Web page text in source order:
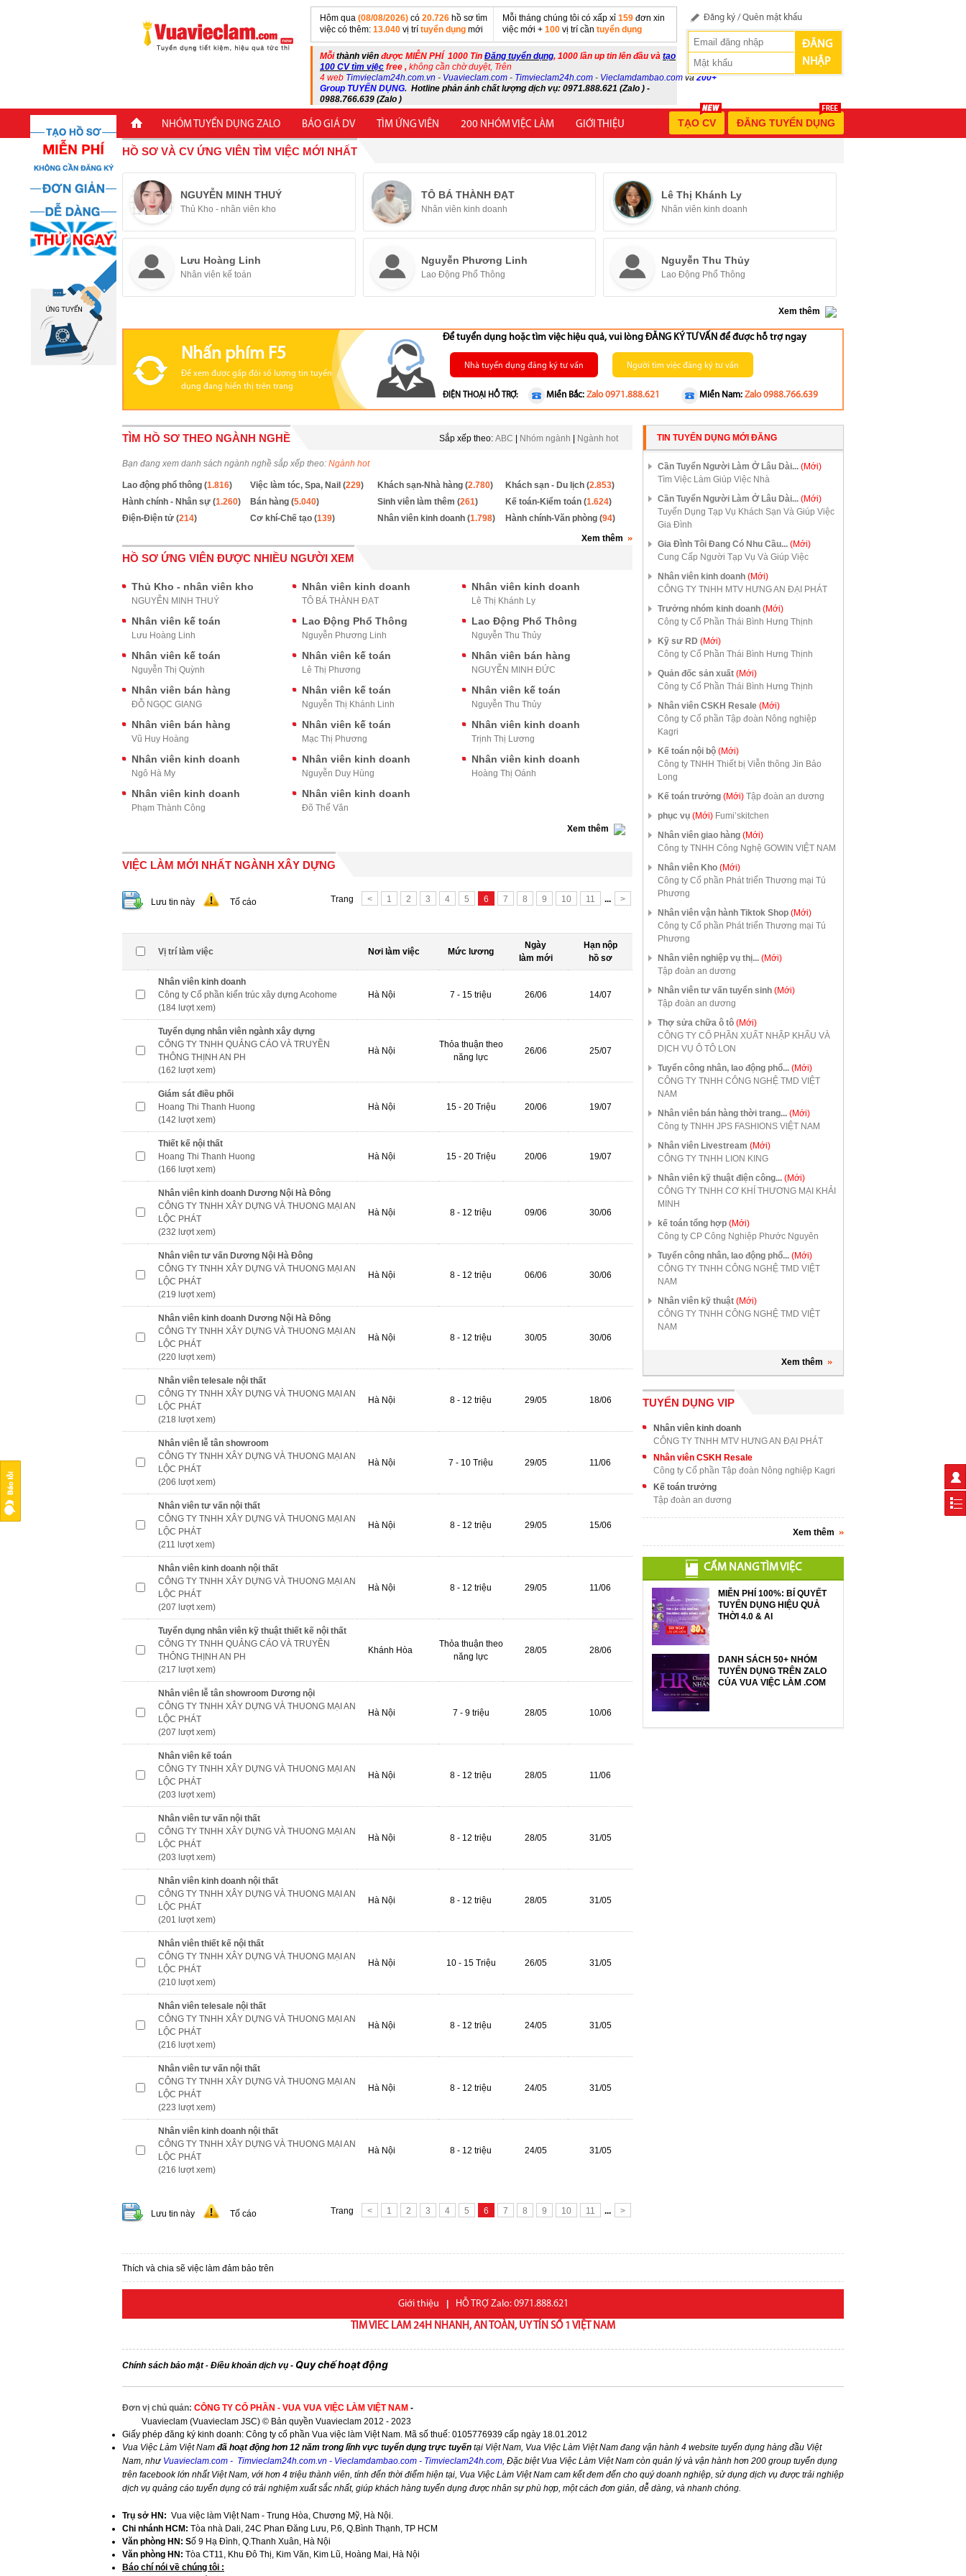
Hôm qua (08/08/2026) có 20.726 hồ sơ tìm
việc có thêm: 13.040 vị trí tuyển dụng mới
Mỗi tháng chúng tôi có xấp xỉ 159 đơn xin
việc mới + 100 vị trí cần tuyển dụng
Mỗithành viên được MIỄN PHÍ 1000 Tin Đăng tuyển dụng, 1000 lần up tin lên đầu và tạo
100 CV tìm việc free , không cần chờ duyệt, Trên
4 web Timvieclam24h.com.vn - Vuavieclam.com - Timvieclam24h.com - Vieclamdambao.com và 200+
Group TUYỂN DỤNG. Hotline phản ánh chất lượng dịch vụ: 0971.888.621 (Zalo ) -
0988.766.639 (Zalo )
Đăng ký /Quên mật khẩu
ĐĂNG
NHẬP
NHÓM TUYỂN DỤNG ZALO BÁO GIÁ DV TÌM ỨNG VIÊN 200 NHÓM VIỆC LÀM GIỚI THIỆU ĐĂNG TUYỂN DỤNG
TẠO CV
HỒ SƠ VÀ CV ỨNG VIÊN TÌM VIỆC MỚI NHẤT
NGUYỄN MINH THUÝ
Thủ Kho - nhân viên kho
TÔ BÁ THÀNH ĐẠT
Nhân viên kinh doanh
Lê Thị Khánh Ly
Nhân viên kinh doanh
Lưu Hoàng Linh
Nhân viên kế toán
Nguyễn Phương Linh
Lao Động Phổ Thông
Nguyễn Thu Thủy
Lao Động Phổ Thông
Xem thêm
Nhấn phím F5
Để xem được gấp đôi số lượng tin tuyển
dụng đang hiển thị trên trang
Để tuyển dụng hoặc tìm việc hiệu quả, vui lòng ĐĂNG KÝ TƯ VẤN để được hỗ trợ ngay
Nhà tuyển dụng đăng ký tư vấn Người tìm việc đăng ký tư vấn
ĐIỆN THOẠI HỖ TRỢ: Miền Nam: Zalo 0988.766.639
Miền Bắc: Zalo 0971.888.621
TÌM HỒ SƠ THEO NGÀNH NGHỀ Sắp xếp theo: ABC Nhóm ngành Ngành hot
Bạn đang xem danh sách ngành nghề sắp xếp theo: Ngành hot
Lao động phổ thông (1.816) Việc làm tóc, Spa, Nail (229) Khách sạn-Nhà hàng (2.780) Khách sạn - Du lịch (2.853)
Hành chính - Nhân sự (1.260) Bán hàng (5.040) Sinh viên làm thêm (261) Kế toán-Kiểm toán (1.624)
Điện-Điện tử (214) Cơ khí-Chế tạo (139) Nhân viên kinh doanh (1.798) Hành chính-Văn phòng (94)
Xem thêm
HỒ SƠ ỨNG VIÊN ĐƯỢC NHIỀU NGƯỜI XEM
Thủ Kho - nhân viên kho
NGUYỄN MINH THUÝ
Nhân viên kinh doanh
TÔ BÁ THÀNH ĐẠT
Nhân viên kinh doanh
Lê Thị Khánh Ly
Nhân viên kế toán
Lưu Hoàng Linh
Lao Động Phổ Thông
Nguyễn Phương Linh
Lao Động Phổ Thông
Nguyễn Thu Thủy
Nhân viên kế toán
Nguyễn Thị Quỳnh
Nhân viên kế toán
Lê Thị Phương
Nhân viên bán hàng
NGUYỄN MINH ĐỨC
Nhân viên bán hàng
ĐỖ NGỌC GIANG
Nhân viên kế toán
Nguyễn Thị Khánh Linh
Nhân viên kế toán
Nguyễn Thu Thủy
Nhân viên bán hàng
Vũ Huy Hoàng
Nhân viên kế toán
Mạc Thị Phương
Nhân viên kinh doanh
Trịnh Thị Lương
Nhân viên kinh doanh
Ngô Hà My
Nhân viên kinh doanh
Nguyễn Duy Hùng
Nhân viên kinh doanh
Hoàng Thị Oánh
Nhân viên kinh doanh
Phạm Thành Công
Nhân viên kinh doanh
Đõ Thế Văn
Xem thêm
VIỆC LÀM MỚI NHẤT NGÀNH XÂY DỰNG
Lưu tin này Tố cáo Trang < 1 2 3 4 5 6 7 8 9 10 11 ... >
Vị trí làm việc Nơi làm việc Mức lương
Ngày
làm mới
Hạn nộp
hồ sơ
Nhân viên kinh doanh
Công ty Cổ phần kiến trúc xây dựng Acohome
(184 lượt xem)
Hà Nội 7 - 15 triệu 26/06 14/07
Tuyển dụng nhân viên ngành xây dựng
CÔNG TY TNHH QUẢNG CÁO VÀ TRUYỀN
THÔNG THỊNH AN PH
(162 lượt xem)
Hà Nội
Thỏa thuận theo
năng lực
26/06 25/07
Giám sát điều phối
Hoang Thi Thanh Huong
(142 lượt xem)
Hà Nội 15 - 20 Triệu 20/06 19/07
Thiết kế nội thất
Hoang Thi Thanh Huong
(166 lượt xem)
Hà Nội 15 - 20 Triệu 20/06 19/07
Nhân viên kinh doanh Dương Nội Hà Đông
CÔNG TY TNHH XÂY DỰNG VÀ THUONG MẠI AN
LỘC PHÁT
(232 lượt xem)
Hà Nội 8 - 12 triệu 09/06 30/06
Nhân viên tư vấn Dương Nội Hà Đông
CÔNG TY TNHH XÂY DỰNG VÀ THUONG MẠI AN
LỘC PHÁT
(219 lượt xem)
Hà Nội 8 - 12 triệu 06/06 30/06
Nhân viên kinh doanh Dương Nội Hà Đông
CÔNG TY TNHH XÂY DỰNG VÀ THUONG MẠI AN
LỘC PHÁT
(220 lượt xem)
Hà Nội 8 - 12 triệu 30/05 30/06
Nhân viên telesale nội thất
CÔNG TY TNHH XÂY DỰNG VÀ THUONG MẠI AN
LỘC PHÁT
(218 lượt xem)
Hà Nội 8 - 12 triệu 29/05 18/06
Nhân viên lễ tân showroom
CÔNG TY TNHH XÂY DỰNG VÀ THUONG MẠI AN
LỘC PHÁT
(206 lượt xem)
Hà Nội 7 - 10 Triệu 29/05 11/06
Nhân viên tư vấn nội thất
CÔNG TY TNHH XÂY DỰNG VÀ THUONG MẠI AN
LỘC PHÁT
(211 lượt xem)
Hà Nội 8 - 12 triệu 29/05 15/06
Nhân viên kinh doanh nội thất
CÔNG TY TNHH XÂY DỰNG VÀ THUONG MẠI AN
LỘC PHÁT
(207 lượt xem)
Hà Nội 8 - 12 triệu 29/05 11/06
Tuyển dụng nhân viên kỹ thuật thiết kế nội thất
CÔNG TY TNHH QUẢNG CÁO VÀ TRUYỀN
THÔNG THỊNH AN PH
(217 lượt xem)
Khánh Hòa
Thỏa thuận theo
năng lực
28/05 28/06
Nhân viên lễ tân showroom Dương nội
CÔNG TY TNHH XÂY DỰNG VÀ THUONG MẠI AN
LỘC PHÁT
(207 lượt xem)
Hà Nội 7 - 9 triệu 28/05 10/06
Nhân viên kế toán
CÔNG TY TNHH XÂY DỰNG VÀ THUONG MẠI AN
LỘC PHÁT
(203 lượt xem)
Hà Nội 8 - 12 triệu 28/05 11/06
Nhân viên tư vấn nội thất
CÔNG TY TNHH XÂY DỰNG VÀ THUONG MẠI AN
LỘC PHÁT
(203 lượt xem)
Hà Nội 8 - 12 triệu 28/05 31/05
Nhân viên kinh doanh nội thất
CÔNG TY TNHH XÂY DỰNG VÀ THUONG MẠI AN
LỘC PHÁT
(201 lượt xem)
Hà Nội 8 - 12 triệu 28/05 31/05
Nhân viên thiết kế nội thất
CÔNG TY TNHH XÂY DỰNG VÀ THUONG MẠI AN
LỘC PHÁT
(210 lượt xem)
Hà Nội 10 - 15 Triệu 26/05 31/05
Nhân viên telesale nội thất
CÔNG TY TNHH XÂY DỰNG VÀ THUONG MẠI AN
LỘC PHÁT
(216 lượt xem)
Hà Nội 8 - 12 triệu 24/05 31/05
Nhân viên tư vấn nội thất
CÔNG TY TNHH XÂY DỰNG VÀ THUONG MẠI AN
LỘC PHÁT
(223 lượt xem)
Hà Nội 8 - 12 triệu 24/05 31/05
Nhân viên kinh doanh nội thất
CÔNG TY TNHH XÂY DỰNG VÀ THUONG MẠI AN
LỘC PHÁT
(216 lượt xem)
Hà Nội 8 - 12 triệu 24/05 31/05
Lưu tin này Tố cáo Trang < 1 2 3 4 5 6 7 8 9 10 11 ... >
TIN TUYỂN DỤNG MỚI ĐĂNG
Cần Tuyển Người Làm Ở Lâu Dài... (Mới)
Tìm Việc Làm Giúp Việc Nhà
Cần Tuyển Người Làm Ở Lâu Dài... (Mới)
Tuyển Dụng Tạp Vụ Khách Sạn Và Giúp Việc
Gia Đình
Gia Đình Tôi Đang Có Nhu Cầu... (Mới)
Cung Cấp Người Tạp Vụ Và Giúp Việc
Nhân viên kinh doanh (Mới)
CÔNG TY TNHH MTV HƯNG AN ĐẠI PHÁT
Trưởng nhóm kinh doanh (Mới)
Công ty Cổ Phần Thái Bình Hưng Thịnh
Kỹ sư RD (Mới)
Công ty Cổ Phần Thái Bình Hưng Thịnh
Quản đốc sản xuất (Mới)
Công ty Cổ Phần Thái Bình Hưng Thịnh
Nhân viên CSKH Resale (Mới)
Công ty Cổ phần Tập đoàn Nông nghiệp
Kagri
Kế toán nội bộ (Mới)
Công ty TNHH Thiết bị Viễn thông Jin Bảo
Long
Kế toán trưởng (Mới) Tập đoàn an dương
phục vụ (Mới) Fumi’skitchen
Nhân viên giao hàng (Mới)
Công ty TNHH Công Nghệ GOWIN VIỆT NAM
Nhân viên Kho (Mới)
Công ty Cổ phần Phát triển Thương mại Tú
Phương
Nhân viên vận hành Tiktok Shop (Mới)
Công ty Cổ phần Phát triển Thương mại Tú
Phương
Nhân viên nghiệp vụ thị... (Mới)
Tập đoàn an dương
Nhân viên tư vấn tuyển sinh (Mới)
Tập đoàn an dương
Thợ sửa chữa ô tô (Mới)
CÔNG TY CỔ PHẦN XUẤT NHẬP KHẨU VÀ
DỊCH VỤ Ô TÔ LON
Tuyển công nhân, lao động phổ... (Mới)
CÔNG TY TNHH CÔNG NGHỆ TMD VIỆT
NAM
Nhân viên bán hàng thời trang... (Mới)
Công ty TNHH JPS FASHIONS VIỆT NAM
Nhân viên Livestream (Mới)
CÔNG TY TNHH LION KING
Nhân viên kỹ thuật điện công... (Mới)
CÔNG TY TNHH CƠ KHÍ THƯƠNG MẠI KHẢI
MINH
kế toán tổng hợp (Mới)
Công ty CP Công Nghiệp Phước Nguyên
Tuyển công nhân, lao động phổ... (Mới)
CÔNG TY TNHH CÔNG NGHỆ TMD VIỆT
NAM
Nhân viên kỹ thuật (Mới)
CÔNG TY TNHH CÔNG NGHỆ TMD VIỆT
NAM
Xem thêm
TUYỂN DỤNG VIP
Nhân viên kinh doanh
CÔNG TY TNHH MTV HƯNG AN ĐẠI PHÁT
Nhân viên CSKH Resale
Công ty Cổ phần Tập đoàn Nông nghiệp Kagri
Kế toán trưởng
Tập đoàn an dương
Xem thêm
CẨM NANG TÌM VIỆC
MIỄN PHÍ 100%: BÍ QUYẾT
TUYỂN DỤNG HIỆU QUẢ
THỜI 4.0 & AI
DANH SÁCH 50+ NHÓM
TUYỂN DỤNG TRÊN ZALO
CỦA VUA VIỆC LÀM .COM
Thích và chia sẽ việc làm đảm bảo trên
Giới thiệu HỖ TRỢ Zalo: 0971.888.621
TIM VIEC LAM 24H NHANH, AN TOÀN, UY TÍN SỐ 1 VIỆT NAM
Chính sách bảo mật- Điều khoản dịch vụ - Quy chế hoạt động
Đơn vị chủ quản: CÔNG TY CỔ PHẦN - VUA VUA VIỆC LÀM VIỆT NAM -
Vuavieclam (Vuavieclam JSC) © Bản quyền Vuavieclam 2012 - 2023
Giấy phép đăng ký kinh doanh: Công ty cổ phần Vua việc làm Việt Nam. Mã số thuế: 0105776939 cấp ngày 18.01.2012
Vua Việc Làm Việt Nam đã hoạt động hơn 12 năm trong lĩnh vực tuyển dụng trực tuyến tại Việt Nam, Vua Việc Làm Việt Nam đang vận hành 4 website tuyển dụng hàng đầu Việt
Nam, như Vuavieclam.com - Timvieclam24h.com.vn - Vieclamdambao.com - Timvieclam24h.com, Đặc biệt Vua Việc Làm Việt Nam còn quản lý và vận hành hơn 200 group tuyển dụng
trên facebook lớn nhất Việt Nam, với hơn 4 triệu thành viên, tính đến thời điểm hiện tại, Vua Việc Làm Việt Nam cam kết đem đến cho quý doanh nghiệp, sử dụng dịch vụ được trải nghiệp
dịch vụ quảng cáo tuyển dụng có trải nghiệm xuất sắc nhất, giúp khách hàng tuyển dụng được nhân sự phù hợp, một cách đơn giản, dễ dàng, và nhanh chóng.
Trụ sở HN: Vua việc làm Việt Nam - Trung Hòa, Chương Mỹ, Hà Nội.
Chi nhánh HCM: Tòa nhà Dali, 24C Phan Đăng Lưu, P.6, Q.Bình Thạnh, TP HCM
Văn phòng HN: Số 9 Hạ Đình, Q.Thanh Xuân, Hà Nội
Văn phòng HN: Tòa CT11, Khu Đô Thị, Kim Văn, Kim Lũ, Hoàng Mai, Hà Nội
​Báo chí nói về chúng tôi :